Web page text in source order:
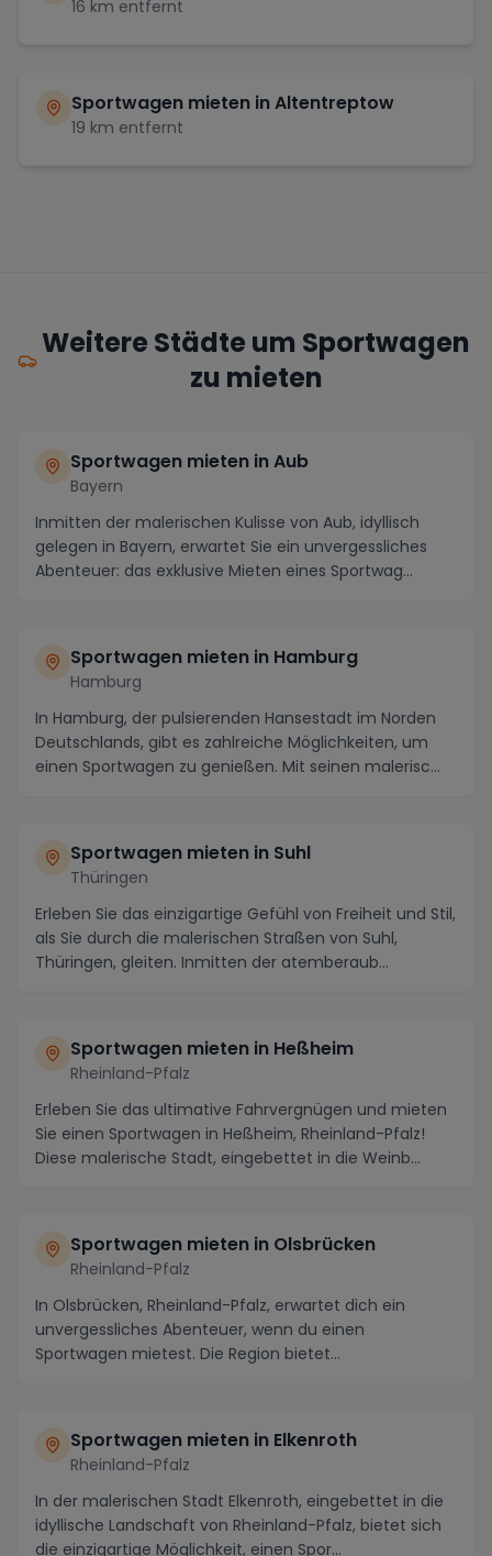
16 km entfernt
Sportwagen mieten inAltentreptow
19 km entfernt
Weitere Städte um Sportwagen
zu mieten
Sportwagen mieten in Aub
Bayern
Inmitten der malerischen Kulisse von Aub, idyllisch
gelegen in Bayern, erwartet Sie ein unvergessliches
Abenteuer: das exklusive Mieten eines Sportwag...
Sportwagen mieten in Hamburg
Hamburg
In Hamburg, der pulsierenden Hansestadt im Norden
Deutschlands, gibt es zahlreiche Möglichkeiten, um
einen Sportwagen zu genießen. Mit seinen malerisc...
Sportwagen mieten in Suhl
Thüringen
Erleben Sie das einzigartige Gefühl von Freiheit und Stil,
als Sie durch die malerischen Straßen von Suhl,
Thüringen, gleiten. Inmitten der atemberaub...
Sportwagen mieten in Heßheim
Rheinland-Pfalz
Erleben Sie das ultimative Fahrvergnügen und mieten
Sie einen Sportwagen in Heßheim, Rheinland-Pfalz!
Diese malerische Stadt, eingebettet in die Weinb...
Sportwagen mieten in Olsbrücken
Rheinland-Pfalz
In Olsbrücken, Rheinland-Pfalz, erwartet dich ein
unvergessliches Abenteuer, wenn du einen
Sportwagen mietest. Die Region bietet
Sportwagen mieten in Elkenroth
Rheinland-Pfalz
In der malerischen Stadt Elkenroth, eingebettet in die
idyllische Landschaft von Rheinland-Pfalz, bietet sich
die einzigartige Möglichkeit, einen Spor...